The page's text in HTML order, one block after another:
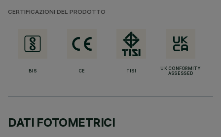
CERTIFICAZIONI DEL PRODOTTO
BIS CE TISI
UK CONFORMITY
ASSESSED
DATI FOTOMETRICI